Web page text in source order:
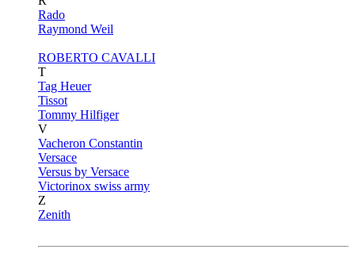
Rado
Raymond Weil
ROBERTO CAVALLI
T
Tag Heuer
Tissot
Tommy Hilfiger
V
Vacheron Constantin
Versace
Versus by Versace
Victorinox swiss army
Z
Zenith